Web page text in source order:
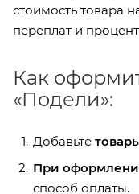
стоимость товара
переплат и
Как
«Подели»:
Добавьте
При
способ оплаты.